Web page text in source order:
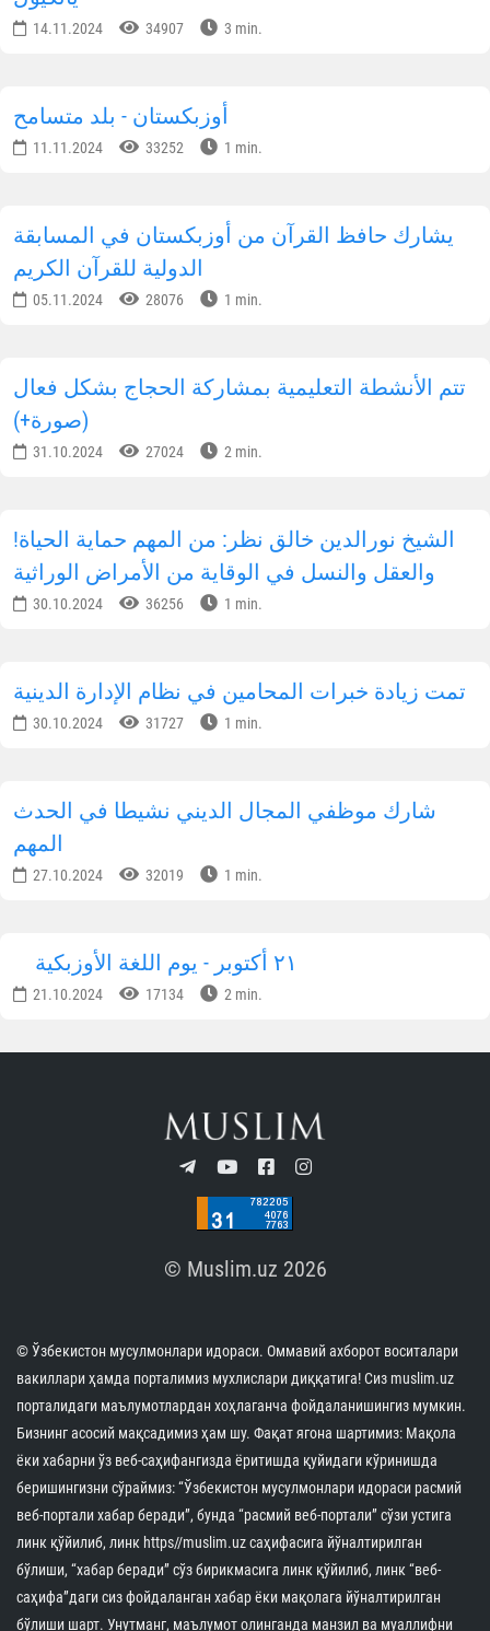
14.11.2024 34907 3 min.
أوزبكستان - بلد متسامح
11.11.2024 33252 1 min.
يشارك حافظ القرآن من أوزبكستان في المسابقة
الدولية للقرآن الكريم
05.11.2024 28076 1 min.
تتم الأنشطة التعليمية بمشاركة الحجاج بشكل فعال
(صورة+)
31.10.2024 27024 2 min.
!الشيخ نورالدين خالق نظر: من المهم حماية الحياة
والعقل والنسل في الوقاية من الأمراض الوراثية
30.10.2024 36256 1 min.
تمت زيادة خبرات المحامين في نظام الإدارة الدينية
30.10.2024 31727 1 min.
شارك موظفي المجال الديني نشيطا في الحدث
المهم
27.10.2024 32019 1 min.
٢١ أكتوبر - يوم اللغة الأوزبكية
21.10.2024 17134 2 min.
© Muslim.uz 2026
© Ўзбекистон мусулмонлари идораси. Оммавий ахборот воситалари
вакиллари ҳамда порталимиз мухлислари диққатига! Сиз muslim.uz
порталидаги маълумотлардан хоҳлаганча фойдаланишингиз мумкин.
Бизнинг асосий мақсадимиз ҳам шу. Фақат ягона шартимиз: Мақола
ёки хабарни ўз веб-саҳифангизда ёритишда қуйидаги кўринишда
беришингизни сўраймиз: “Ўзбекистон мусулмонлари идораси расмий
веб-портали хабар беради”, бунда “расмий веб-портали” сўзи устига
линк қўйилиб, линк https//muslim.uz саҳифасига йўналтирилган
бўлиши, “хабар беради” сўз бирикмасига линк қўйилиб, линк “веб-
саҳифа”даги сиз фойдаланган хабар ёки мақолага йўналтирилган
бўлиши шарт. Унутманг, маълумот олинганда манзил ва муаллифни